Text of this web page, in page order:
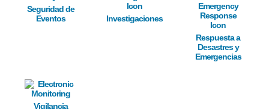
Seguridad de
Eventos
Investigaciones
Respuesta a
Desastres y
Emergencias
Image
Vigilancia